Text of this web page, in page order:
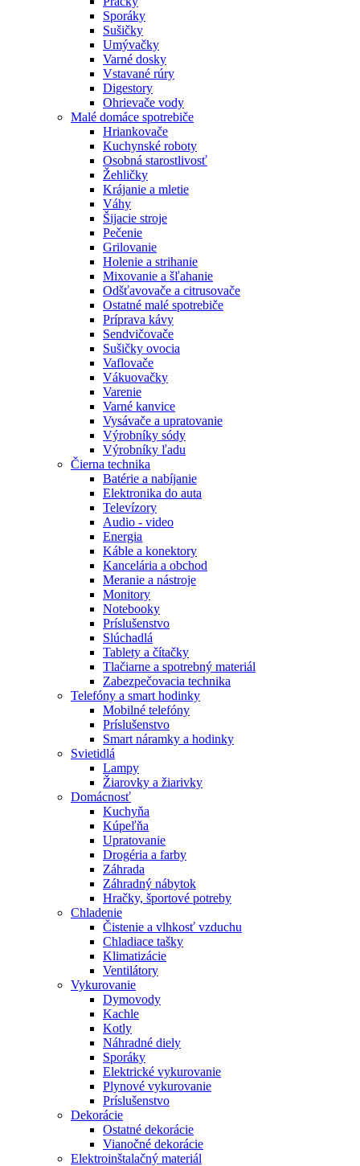
Sporáky
Sušičky
Umývačky
Varné dosky
Vstavané rúry
Digestory
Ohrievače vody
Malé domáce spotrebiče
Hriankovače
Kuchynské roboty
Osobná starostlivosť
Žehličky
Krájanie a mletie
Váhy
Šijacie stroje
Pečenie
Grilovanie
Holenie a strihanie
Mixovanie a šľahanie
Odšťavovače a citrusovače
Ostatné malé spotrebiče
Príprava kávy
Sendvičovače
Sušičky ovocia
Vaflovače
Vákuovačky
Varenie
Varné kanvice
Vysávače a upratovanie
Výrobníky sódy
Výrobníky ľadu
Čierna technika
Batérie a nabíjanie
Elektronika do auta
Televízory
Audio - video
Energia
Káble a konektory
Kancelária a obchod
Meranie a nástroje
Monitory
Notebooky
Príslušenstvo
Slúchadlá
Tablety a čítačky
Tlačiarne a spotrebný materiál
Zabezpečovacia technika
Telefóny a smart hodinky
Mobilné telefóny
Príslušenstvo
Smart náramky a hodinky
Svietidlá
Lampy
Žiarovky a žiarivky
Domácnosť
Kuchyňa
Kúpeľňa
Upratovanie
Drogéria a farby
Záhrada
Záhradný nábytok
Hračky, športové potreby
Chladenie
Čistenie a vlhkosť vzduchu
Chladiace tašky
Klimatizácie
Ventilátory
Vykurovanie
Dymovody
Kachle
Kotly
Náhradné diely
Sporáky
Elektrické vykurovanie
Plynové vykurovanie
Príslušenstvo
Dekorácie
Ostatné dekorácie
Vianočné dekorácie
Elektroinštalačný materiál